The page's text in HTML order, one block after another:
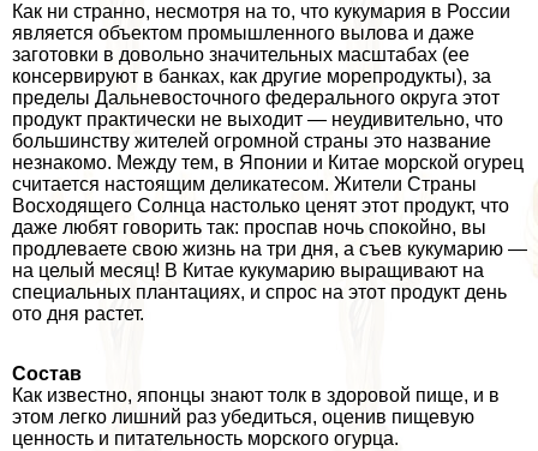
Как ни странно, несмотря на то, что кукумария в России
является объектом промышленного вылова и даже
заготовки в довольно значительных масштабах (ее
консервируют в банках, как другие морепродукты), за
пределы Дальневосточного федерального округа этот
продукт пpaктически не выходит — неудивительно, что
большинству жителей огромной страны это название
незнакомо. Между тем, в Японии и Китае морской огурец
считается настоящим деликатесом. Жители Страны
Восходящего Солнца настолько ценят этот продукт, что
даже любят говорить так: проспав ночь спокойно, вы
продлеваете свою жизнь на три дня, а съев кукумарию —
на целый месяц! В Китае кукумарию выращивают на
специальных плантациях, и спрос на этот продукт день
ото дня растет.
Состав
Как известно, японцы знают толк в здоровой пище, и в
этом легко лишний раз убедиться, оценив пищевую
ценность и питательность морского огурца.